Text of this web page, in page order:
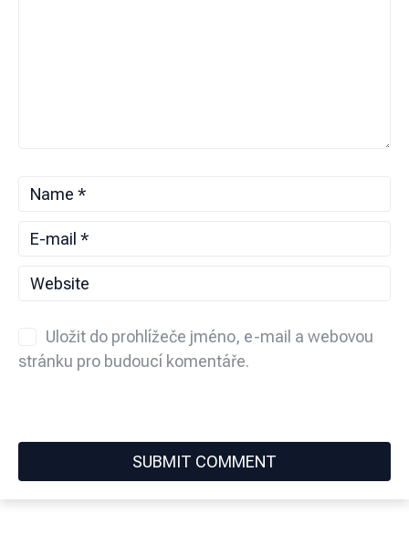
Uložit do prohlížeče jméno, e-mail a webovou
stránku pro budoucí komentáře.